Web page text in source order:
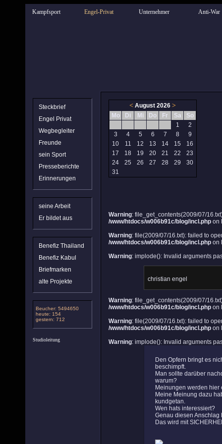
Steckbrief
Engel Privat
Wegbegleiter
Freunde
sein Sport
Presseberichte
Erinnerungen
seine Arbeit
Er bildet aus
Benefiz Thailand
Benefiz Kabul
Briefmarken
alte Projekte
Beucher: 5494650
heute: 154
gestern: 712
Studioleitung
< August 2026>
Mo Di Mi Do Fr Sa
So
1
2
3
4 5 6 7 8
9
10
11 12 13 14 15
16
17
18 19 20 21 22
23
24
25 26 27 28 29
30
31
Warning: file_get_contents(2009/07/
/www/htdocs/w006b91c/blog/incl.php on
Warning: file(2009/07/16.txt): failed to
/www/htdocs/w006b91c/blog/incl.php on
Warning: implode(): Invalid arguments
christian engel
Warning: file_get_contents(2009/07/
/www/htdocs/w006b91c/blog/incl.php on
Warning: file(2009/07/16.txt): failed to
/www/htdocs/w006b91c/blog/incl.php on
Warning: implode(): Invalid arguments
Den Opfern bringt es
beschimpft.
Man sollte darüber
warum?
Meinungen werden hier
Meine Meinung dazu
kundgetan.
Wen hats interessiert?
Genau diesen Anschlag
Das wird mit
Kampfsport Engel-Privat Unternehmer Anti-War